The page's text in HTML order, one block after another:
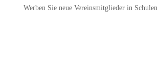
Werben Sie neue Vereinsmitglieder in Schulen